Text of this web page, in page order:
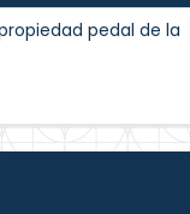
pedal de la